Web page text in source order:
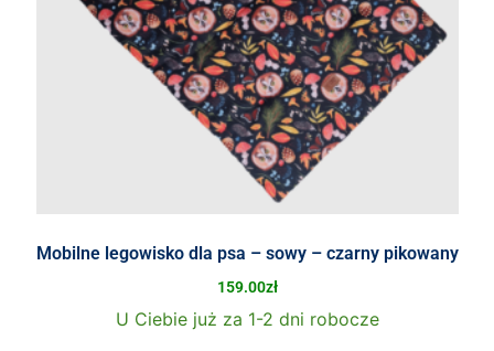
Mobilne legowisko dla psa – sowy – czarny pikowany
159.00zł
U Ciebie już za 1-2 dni robocze